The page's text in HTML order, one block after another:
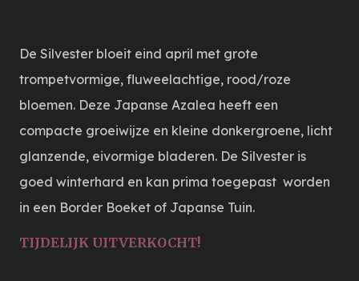
De Silvester bloeit eind april met grote
trompetvormige, fluweelachtige, rood/roze
bloemen. Deze Japanse Azalea heeft een
compacte groeiwijze en kleine donkergroene, licht
glanzende, eivormige bladeren. De Silvester is
goed winterhard en kan prima toegepast worden
in een Border Boeket of Japanse Tuin.
TIJDELIJK UITVERKOCHT!